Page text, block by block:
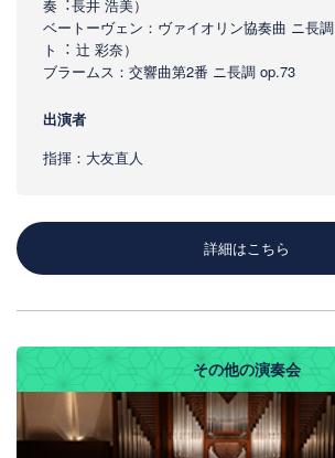
奏︓⻑井 浩美）
ベートーヴェン：ヴァイオリン協奏曲 ニ⻑
ト︓ 辻 彩奈）
ブラームス：交響曲第2番 ニ⻑調 op.73
出演者
指揮：大友直人
詳細はこちら
その他の演奏会